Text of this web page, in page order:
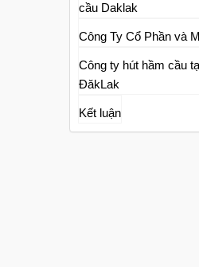
cầu Daklak
Công Ty Cổ Phần và
Công ty hút hầm cầu
ĐăkLak
Kết luận